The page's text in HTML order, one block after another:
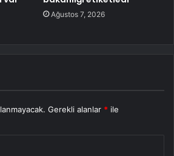
Ağustos 7, 2026
Gerekli alanlar * ile